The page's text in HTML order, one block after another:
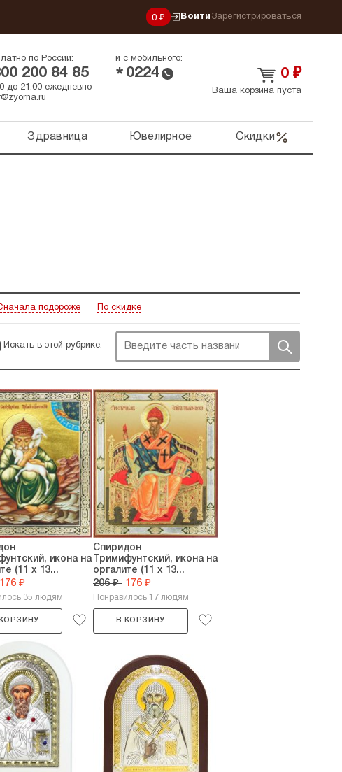
0 ₽ Войти Зарегистрироваться
по России:
200 84 85
и с мобильного:
* 0224
до 21:00 ежедневно
0 ₽
Ваша корзина пуста
Здравница Ювелирное Скидки
подороже По скидке
Искать в этой рубрике:
икона на
(11 х 13...
176 ₽
35 людям
Спиридон
Тримифунтский, икона на
оргалите (11 х 13...
206 ₽ 176 ₽
Понравилось 17 людям
В КОРЗИНУ